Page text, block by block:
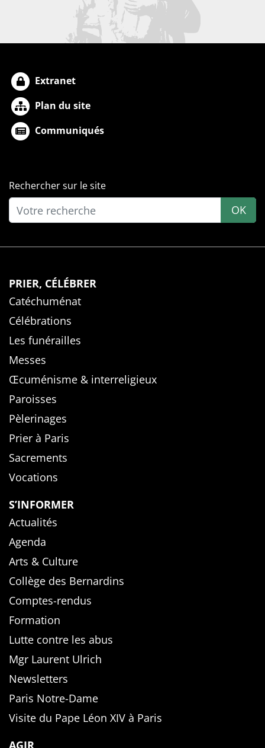
Extranet
Plan du site
Communiqués
Rechercher sur le site
OK
PRIER, CÉLÉBRER
Catéchuménat
Célébrations
Les funérailles
Messes
Œcuménisme & interreligieux
Paroisses
Pèlerinages
Prier à Paris
Sacrements
Vocations
S’INFORMER
Actualités
Agenda
Arts & Culture
Collège des Bernardins
Comptes-rendus
Formation
Lutte contre les abus
Mgr Laurent Ulrich
Newsletters
Paris Notre-Dame
Visite du Pape Léon XIV à Paris